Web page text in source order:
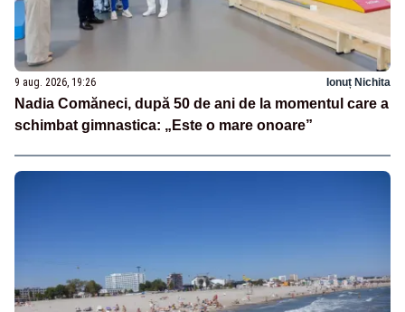
9 aug. 2026, 19:26 Ionuț Nichita
Nadia Comăneci, după 50 de ani de la momentul care a
schimbat gimnastica: „Este o mare onoare”